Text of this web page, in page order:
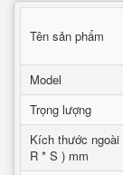
Tên sản phẩm
Model
Trọng lượng
Kích thước ngoài
R * S ) mm